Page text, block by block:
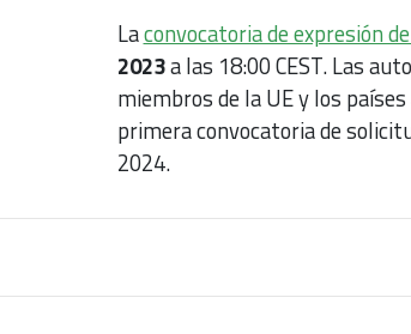
Laconvocatoria de expresión
2023a las 18:00 CEST. Las
miembros de la UE y los
primera convocatoria de
2024.